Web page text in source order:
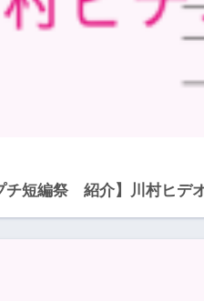
チ短編祭 紹介】川村ヒデ